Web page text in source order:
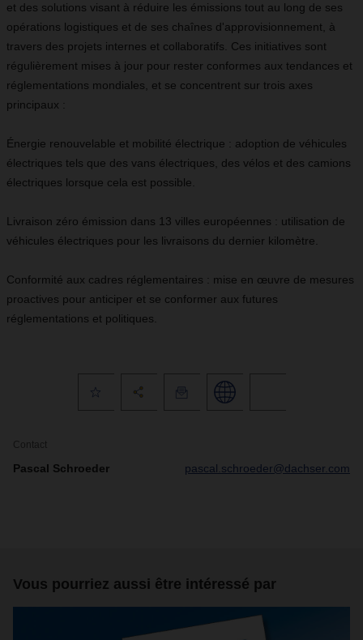
et des solutions visant à réduire les émissions tout au long de ses
opérations logistiques et de ses chaînes d'approvisionnement, à
travers des projets internes et collaboratifs. Ces initiatives sont
régulièrement mises à jour pour rester conformes aux tendances et
réglementations mondiales, et se concentrent sur trois axes
principaux :
Énergie renouvelable et mobilité électrique : adoption de véhicules
électriques tels que des vans électriques, des vélos et des camions
électriques lorsque cela est possible.
Livraison zéro émission dans 13 villes européennes : utilisation de
véhicules électriques pour les livraisons du dernier kilomètre.
Conformité aux cadres réglementaires : mise en œuvre de mesures
proactives pour anticiper et se conformer aux futures
réglementations et politiques.
Contact
Pascal Schroeder pascal.schroeder@dachser.com
Vous pourriez aussi être intéressé par